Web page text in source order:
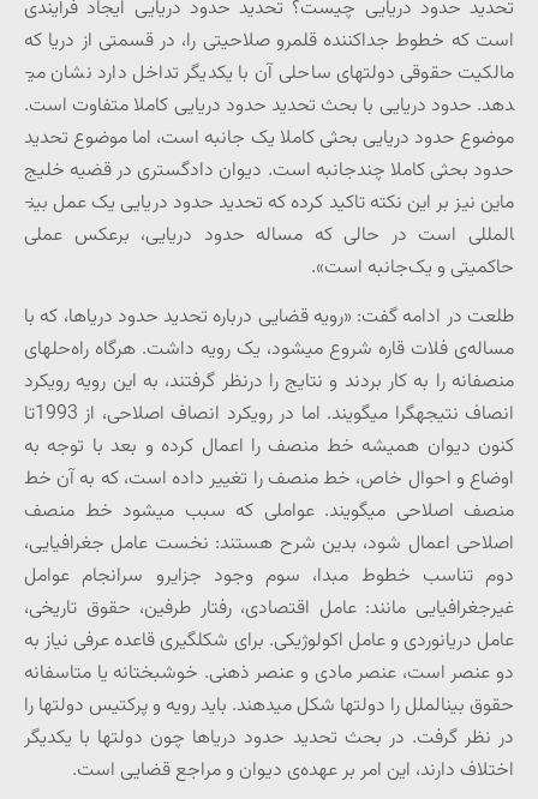
تحدید حدود دریایی چیست؟ تحدید حدود دریایی ایجاد فرآیندی
است که خطوط جداکننده قلمرو صلاحیتی را، در قسمتی از دریا که
مالکیت حقوقی دولت­های ساحلی آن با یکدیگر تداخل دارد نشان می­
دهد. حدود دریایی با بحث تحدید حدود دریایی کاملا متفاوت است.
موضوع حدود دریایی بحثی کاملا یک جانبه است، اما موضوع تحدید
حدود بحثی کاملا چندجانبه است. دیوان دادگستری در قضیه خلیج
ماین نیز بر این نکته تاکید کرده که تحدید حدود دریایی یک عمل بین­
المللی است در حالی که مساله حدود دریایی، برعکس عملی
حاکمیتی و یک‌جانبه است».
طلعت در ادامه گفت: «رویه قضایی درباره تحدید حدود دریاها، که با
مساله‌ی فلات قاره شروع می­شود، یک رویه داشت. هرگاه راه­‌حل­های
منصفانه را به کار بردند و نتایج را درنظر گرفتند، به این رویه رویکرد
انصاف نتیجه­گرا می­گویند. اما در رویکرد انصاف اصلاحی، از 1993تا
کنون دیوان همیشه خط منصف را اعمال کرده و بعد با توجه به
اوضاع و احوال خاص، خط منصف را تغییر داده است، که به آن خط
منصف اصلاحی می­گویند. عواملی که سبب می­شود خط منصف
اصلاحی اعمال شود، بدین شرح هستند: نخست عامل جغرافیایی،
دوم تناسب خطوط مبدا، سوم وجود جزایرو سرانجام عوامل
غیرجغرافیایی مانند: عامل اقتصادی، رفتار طرفین، حقوق تاریخی،
عامل دریانوردی و عامل اکولوژیکی. برای شکل­گیری قاعده عرفی نیاز به
دو عنصر است، عنصر مادی و عنصر ذهنی. خوشبختانه یا متاسفانه
حقوق بین­الملل را دولت­ها شکل می­دهند. باید رویه و پرکتیس دولت­ها را
در نظر گرفت. در بحث تحدید حدود دریاها چون دولت­ها با یکدیگر
اختلاف دارند، این امر بر عهده‌ی دیوان و مراجع قضایی است.